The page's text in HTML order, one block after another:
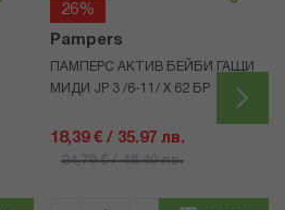
26%
Pampers
ПАМПЕРС АКТИВ БЕЙБИ ГАЩИ
МИДИ JP 3 /6-11/ Х 62 БР
18,39 € / 35.97 лв.
24,79 € / 48.49 лв.